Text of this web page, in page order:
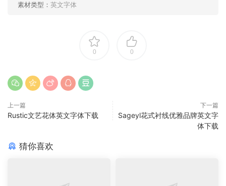
素材类型： 英文字体
0 0
上一篇
Rustic文艺花体英文字体下载
下一篇
Sageyl花式衬线优雅品牌英文字
体下载
猜你喜欢